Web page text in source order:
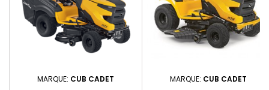
MARQUE: CUB CADET MARQUE: CUB CADET